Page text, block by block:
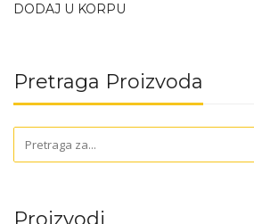
DODAJ U KORPU
Pretraga Proizvoda
Proizvodi